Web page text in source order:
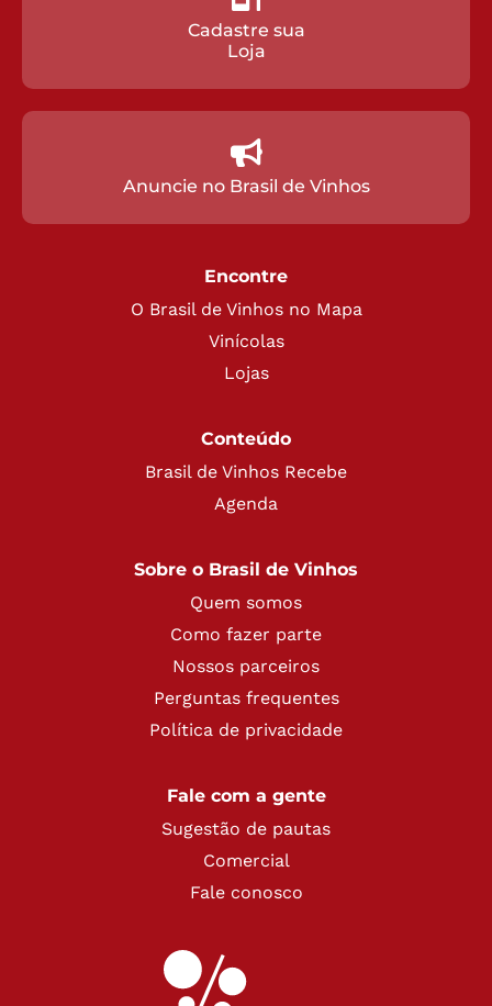
Cadastre sua
Loja
Anuncie no Brasil de Vinhos
Encontre
O Brasil de Vinhos no Mapa
Vinícolas
Lojas
Conteúdo
Brasil de Vinhos Recebe
Agenda
Sobre o Brasil de Vinhos
Quem somos
Como fazer parte
Nossos parceiros
Perguntas frequentes
Política de privacidade
Fale com a gente
Sugestão de pautas
Comercial
Fale conosco